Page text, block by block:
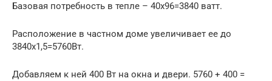
Базовая потребность в тепле – 40х96=3840 ватт.
Расположение в частном доме увеличивает ее до
3840х1,5=5760Вт.
Добавляем к ней 400 Вт на окна и двери. 5760 + 400 =